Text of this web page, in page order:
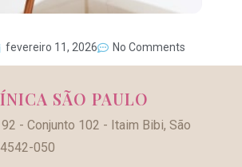
fevereiro 11, 2026 No Comments
SÃO PAULO
92 - Conjunto 102 - Itaim Bibi, São
050